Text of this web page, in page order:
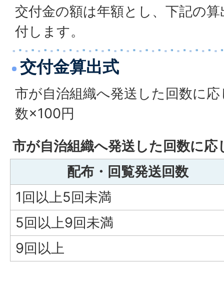
交付金の額は年額とし、下記の
付します。
交付金算出式
市が自治組織へ発送した回数に
数×100円
市が自治組織へ発送した回数に応
配布・回覧発送回数
1回以上5回未満
5回以上9回未満
9回以上